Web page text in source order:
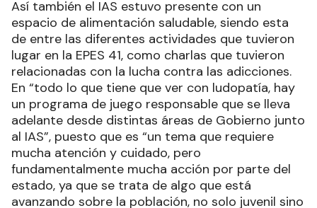
Así también el IAS estuvo presente con un
espacio de alimentación saludable, siendo esta
de entre las diferentes actividades que tuvieron
lugar en la EPES 41, como charlas que tuvieron
relacionadas con la lucha contra las adicciones.
En “todo lo que tiene que ver con ludopatía, hay
un programa de juego responsable que se lleva
adelante desde distintas áreas de Gobierno junto
al IAS”, puesto que es “un tema que requiere
mucha atención y cuidado, pero
fundamentalmente mucha acción por parte del
estado, ya que se trata de algo que está
avanzando sobre la población, no solo juvenil sino